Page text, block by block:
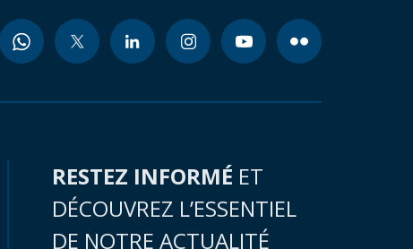
RESTEZ INFORMÉ ET
DÉCOUVREZ L’ESSENTIEL
DE NOTRE ACTUALITÉ